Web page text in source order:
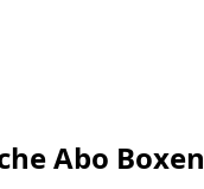
Abo Boxen